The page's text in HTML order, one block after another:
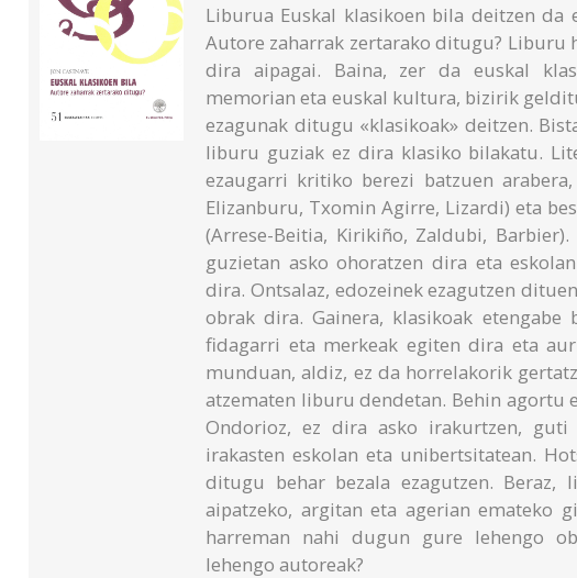
Liburua Euskal klasikoen bila deitzen
Autore zaharrak zertarako ditugu?
dira aipagai. Baina, zer da euskal
memorian eta euskal kultura, bizirik
ezagunak ditugu «klasikoak» deitzen.
liburu guziak ez dira klasiko bilakatu.
ezaugarri kritiko berezi batzuen
Elizanburu, Txomin Agirre, Lizardi) eta
(Arrese-Beitia, Kirikiño, Zaldubi,
guzietan asko ohoratzen dira eta
dira. Ontsalaz, edozeinek ezagutzen
obrak dira. Gainera, klasikoak etengabe
fidagarri eta merkeak egiten dira eta
munduan, aldiz, ez da horrelakorik
atzematen liburu dendetan. Behin agortu
Ondorioz, ez dira asko irakurtzen, guti
irakasten eskolan eta unibertsitatean.
ditugu behar bezala ezagutzen.
aipatzeko, argitan eta agerian emateko
harreman nahi dugun gure lehengo
lehengo autoreak?